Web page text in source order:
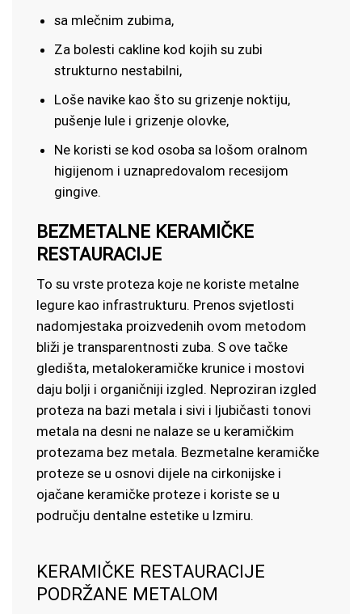
sa mlečnim zubima,
Za bolesti cakline kod kojih su zubi
strukturno nestabilni,
Loše navike kao što su grizenje noktiju,
pušenje lule i grizenje olovke,
Ne koristi se kod osoba sa lošom oralnom
higijenom i uznapredovalom recesijom
gingive.
BEZMETALNE KERAMIČKE
RESTAURACIJE
To su vrste proteza koje ne koriste metalne
legure kao infrastrukturu. Prenos svjetlosti
nadomjestaka proizvedenih ovom metodom
bliži je transparentnosti zuba. S ove tačke
gledišta, metalokeramičke krunice i mostovi
daju bolji i organičniji izgled. Neproziran izgled
proteza na bazi metala i sivi i ljubičasti tonovi
metala na desni ne nalaze se u keramičkim
protezama bez metala. Bezmetalne keramičke
proteze se u osnovi dijele na cirkonijske i
ojačane keramičke proteze i koriste se u
području dentalne estetike u Izmiru.
KERAMIČKE RESTAURACIJE
PODRŽANE METALOM